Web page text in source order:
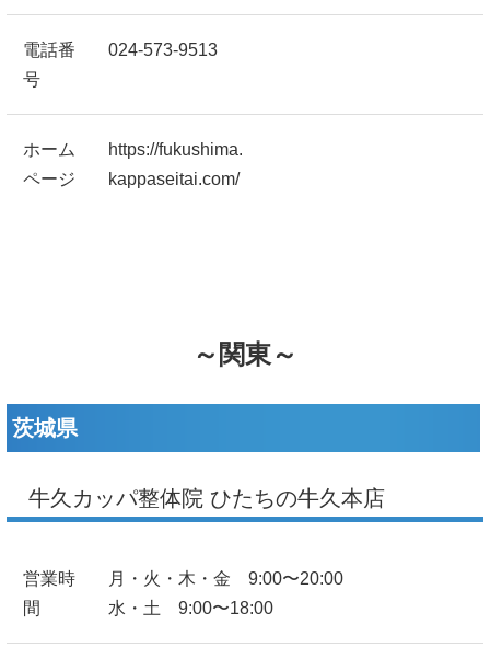
電話番
号
024-573-9513
ホーム
ページ
https://fukushima.
kappaseitai.com/
～関東～
茨城県
牛久カッパ整体院 ひたちの牛久本店
営業時
間
月・火・木・金 9:00〜20:00
水・土 9:00〜18:00